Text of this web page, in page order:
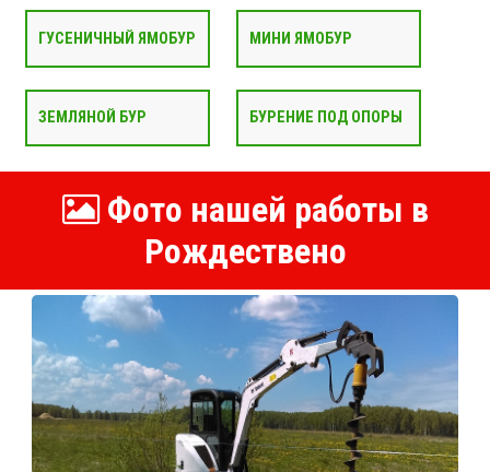
ГУСЕНИЧНЫЙ ЯМОБУР МИНИ ЯМОБУР
ЗЕМЛЯНОЙ БУР БУРЕНИЕ ПОД ОПОРЫ
Фото нашей работы в
Рождествено